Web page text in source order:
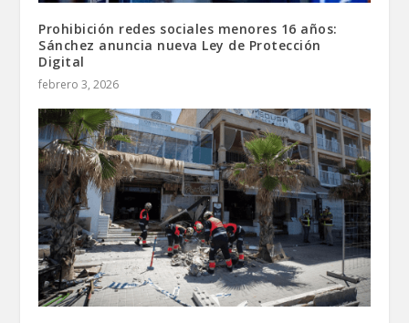
Prohibición redes sociales menores 16 años:
Sánchez anuncia nueva Ley de Protección
Digital
febrero 3, 2026